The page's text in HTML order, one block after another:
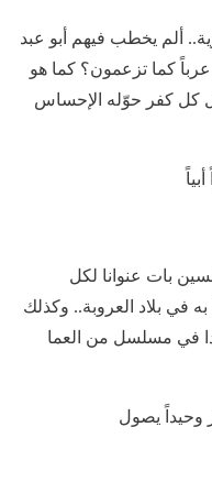
ألم يخطب فيهم أبو عبد
عرباً كما تزعمون؟ كما هو
كل كفر حوّله الإحساس
بات عنوانا لكل
في بلاد العروبة.. وكذلك
في مسلسل من العما
وحيداً يصول